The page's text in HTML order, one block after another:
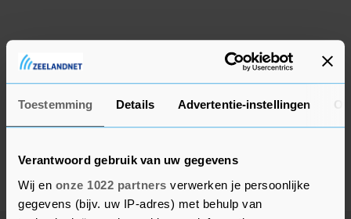
Toestemming Details Advertentie-instellingen
Verantwoord gebruik van uw gegevens
Wij en onze 1022 partners verwerken je persoonlijke
gegevens (bijv. uw IP-adres) met behulp van